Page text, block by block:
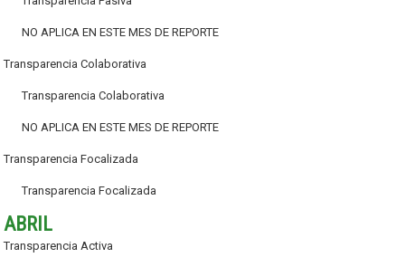
NO APLICA EN ESTE MES DE REPORTE
Transparencia Colaborativa
Transparencia Colaborativa
NO APLICA EN ESTE MES DE REPORTE
Transparencia Focalizada
Transparencia Focalizada
ABRIL
Transparencia Activa